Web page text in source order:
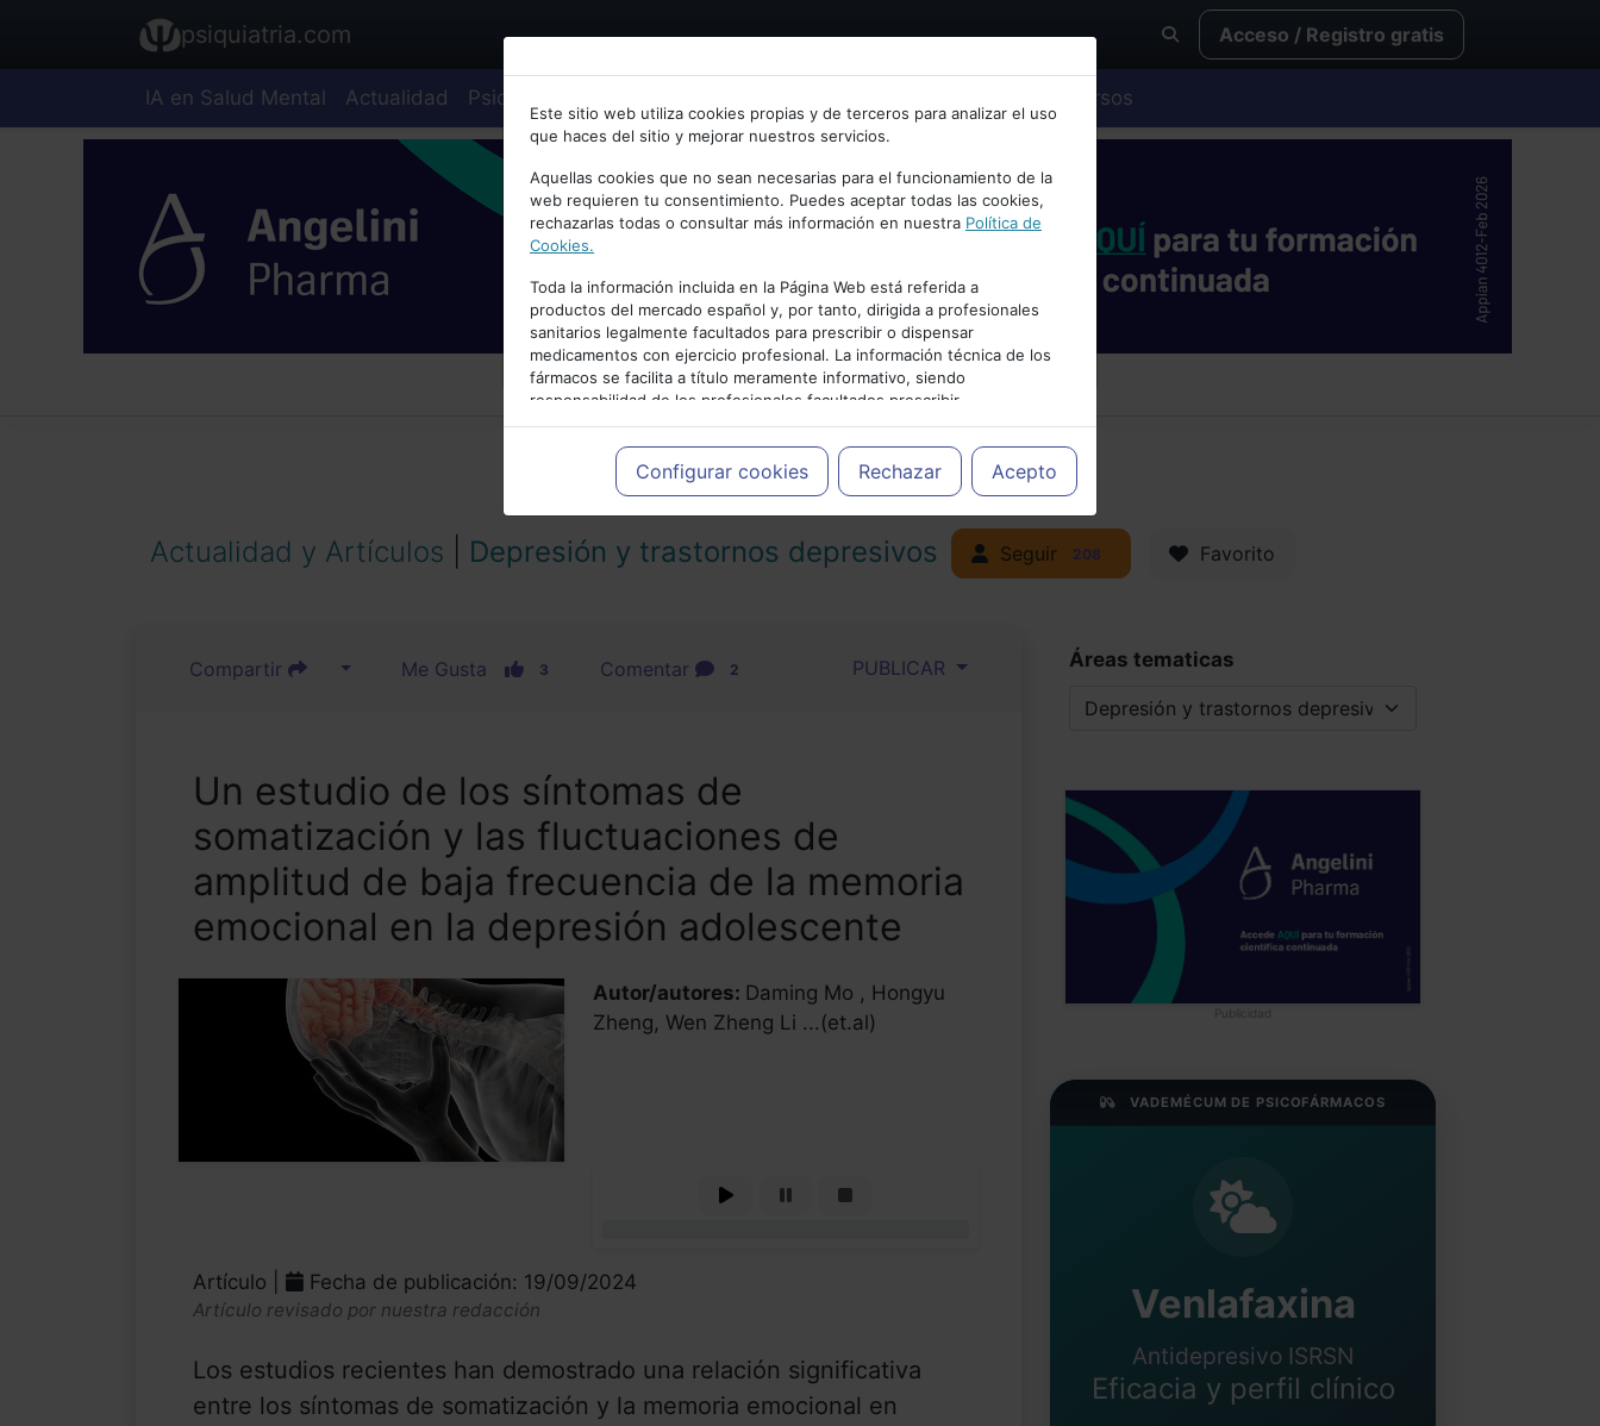
Bienvenid@ a psiquiatria.com
Escribe tu Email
Accede o regístrate con tu email.
Cancelar
psiquiatria.com Acceso / Registro gratis
IA en Salud Mental Actualidad Psiquiatría Cursos
Este sitio web utiliza cookies propias y de terceros para analizar el uso
que haces del sitio y mejorar nuestros servicios.
Aquellas cookies que no sean necesarias para el funcionamiento de la
web requieren tu consentimiento. Puedes aceptar todas las cookies,
rechazarlas todas o consultar más información en nuestra Política de
Cookies.
Toda la información incluida en la Página Web está referida a
productos del mercado español y, por tanto, dirigida a profesionales
sanitarios legalmente facultados para prescribir o dispensar
medicamentos con ejercicio profesional. La información técnica de los
fármacos se facilita a título meramente informativo, siendo
responsabilidad de los profesionales facultados prescribir
medicamentos y decidir, en cada caso concreto, el tratamiento más
adecuado a las necesidades del paciente.
Configurar cookies Rechazar Acepto
PUBLICIDAD
Actualidad y Artículos Depresión y trastornos depresivos Seguir 208 Favorito
Compartir Me Gusta 3 Comentar 2 PUBLICAR
Un estudio de los síntomas de
somatización y las fluctuaciones de
amplitud de baja frecuencia de la memoria
emocional en la depresión adolescente
Autor/autores: Daming Mo , Hongyu
Zheng, Wen Zheng Li ...(et.al)
Artículo | Fecha de publicación: 19/09/2024
Artículo revisado por nuestra redacción
Los estudios recientes han demostrado una relación significativa
entre los síntomas de somatización y la memoria emocional en
Áreas tematicas
Publicidad
VADEMÉCUM DE PSICOFÁRMACOS
Venlafaxina
Antidepresivo ISRSN
Eficacia y perfil clínico